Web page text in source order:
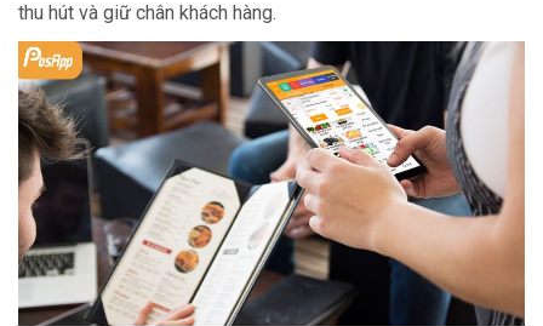
thu hút và giữ chân khách hàng.